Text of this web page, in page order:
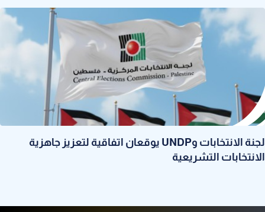
لجنة الانتخابات وUNDP يوقعان اتفاقية لتعزيز جاهزية
الانتخابات التشريعية